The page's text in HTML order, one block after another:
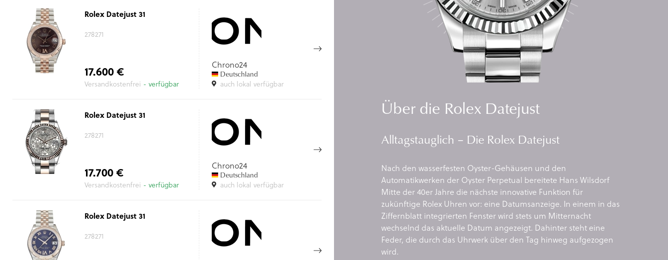
Über die Rolex Datejust
Alltagstauglich – Die Rolex Datejust
Nach den wasserfesten Oyster-Gehäusen und den
Automatikwerken der Oyster Perpetual bereitete Hans Wilsdorf
Mitte der 40er Jahre die nächste innovative Funktion für
zukünftige Rolex Uhren vor: eine Datumsanzeige. In einem in das
Ziffernblatt integrierten Fenster wird stets um Mitternacht
wechselnd das aktuelle Datum angezeigt. Dahinter steht eine
Feder, die durch das Uhrwerk über den Tag hinweg aufgezogen
wird.
Rolex Datejust 31
278271
17.600 €
Versandkostenfrei - verfügbar
Chrono24
Deutschland
auch lokal verfügbar
Rolex Datejust 31
278271
17.700 €
Versandkostenfrei - verfügbar
Chrono24
Deutschland
auch lokal verfügbar
Rolex Datejust 31
278271